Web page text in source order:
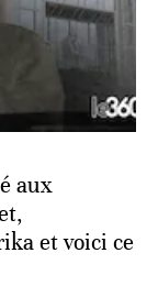
aux
et voici ce